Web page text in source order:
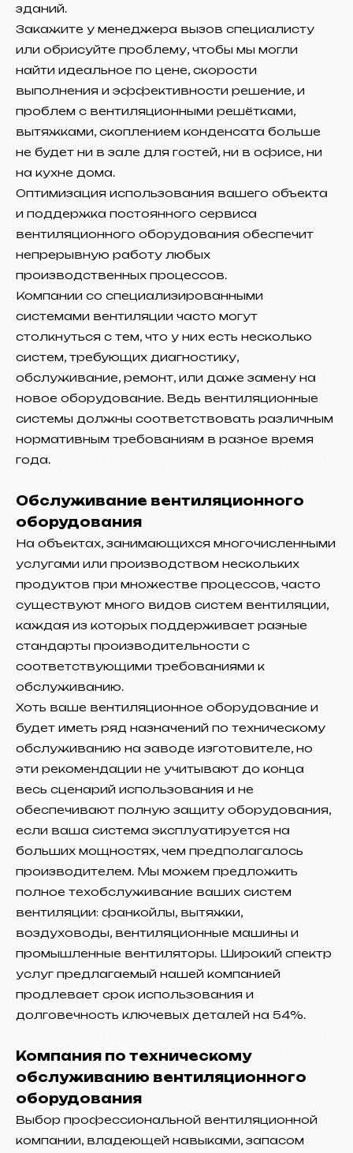
зданий.
Закажите у менеджера вызов специалисту
или обрисуйте проблему, чтобы мы могли
найти идеальное по цене, скорости
выполнения и эффективности решение, и
проблем с вентиляционными решётками,
вытяжками, скоплением конденсата больше
не будет ни в зале для гостей, ни в офисе, ни
на кухне дома.
Оптимизация использования вашего объекта
и поддержка постоянного сервиса
вентиляционного оборудования обеспечит
непрерывную работу любых
производственных процессов.
Компании со специализированными
системами вентиляции часто могут
столкнуться с тем, что у них есть несколько
систем, требующих диагностику,
обслуживание, ремонт, или даже замену на
новое оборудование. Ведь вентиляционные
системы должны соответствовать различным
нормативным требованиям в разное время
года.
Обслуживание вентиляционного
оборудования
На объектах, занимающихся многочисленными
услугами или производством нескольких
продуктов при множестве процессов, часто
существуют много видов систем вентиляции,
каждая из которых поддерживает разные
стандарты производительности с
соответствующими требованиями к
обслуживанию.
Хоть ваше вентиляционное оборудование и
будет иметь ряд назначений по техническому
обслуживанию на заводе изготовителе, но
эти рекомендации не учитывают до конца
весь сценарий использования и не
обеспечивают полную защиту оборудования,
если ваша система эксплуатируется на
больших мощностях, чем предполагалось
производителем. Мы можем предложить
полное техобслуживание ваших систем
вентиляции: фанкойлы, вытяжки,
воздуховоды, вентиляционные машины и
промышленные вентиляторы. Широкий спектр
услуг предлагаемый нашей компанией
продлевает срок использования и
долговечность ключевых деталей на 54%.
Компания по техническому
обслуживанию вентиляционного
оборудования
Выбор профессиональной вентиляционной
компании, владеющей навыками, запасом